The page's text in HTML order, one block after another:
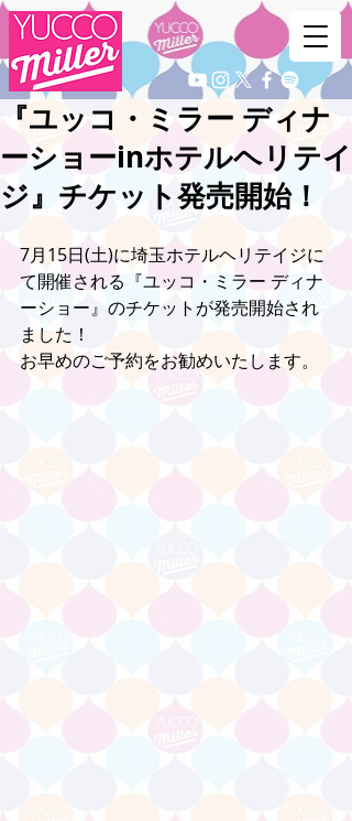
『ユッコ・ミラー ディナ
ーショーinホテルヘリテイ
ジ』チケット発売開始！
7月15日(土)に埼玉ホテルヘリテイジに
て開催される『ユッコ・ミラー ディナ
ーショー』のチケットが発売開始され
ました！
お早めのご予約をお勧めいたします。